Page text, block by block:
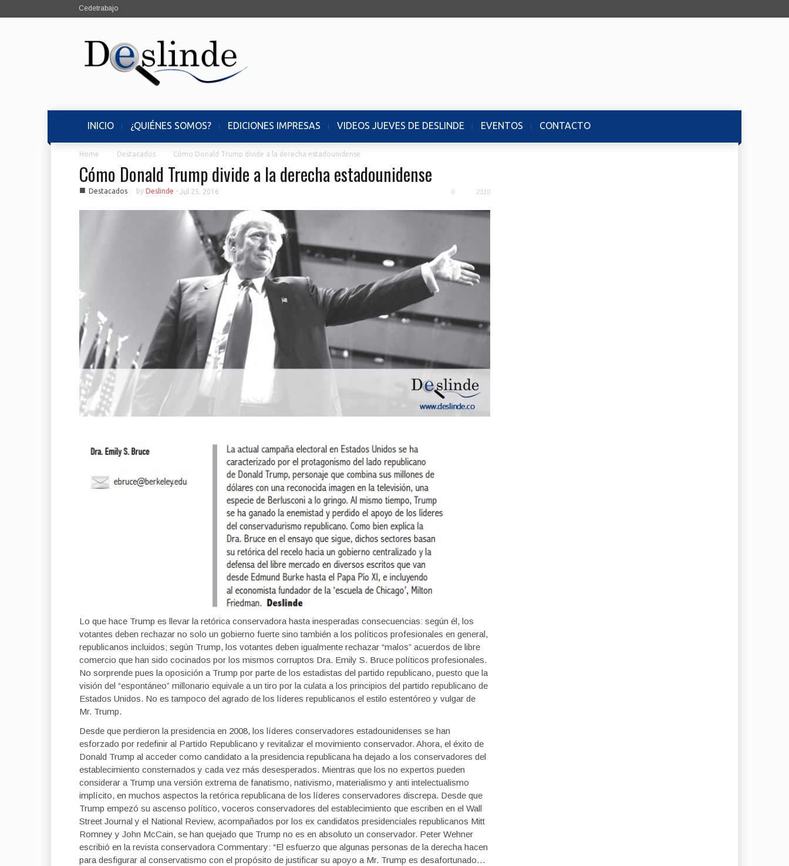
Cedetrabajo
INICIO ¿QUIÉNES SOMOS? EDICIONES IMPRESAS VIDEOS JUEVES DE DESLINDE EVENTOS CONTACTO
Home Destacados Cómo Donald Trump divide a la derecha estadounidense
Cómo Donald Trump divide a la derecha estadounidense
■ Destacados by Deslinde - Jul 25, 2016 0 2310
Lo que hace Trump es llevar la retórica conservadora hasta inesperadas consecuencias: según él, los
votantes deben rechazar no solo un gobierno fuerte sino también a los políticos profesionales en general,
republicanos incluidos; según Trump, los votantes deben igualmente rechazar “malos” acuerdos de libre
comercio que han sido cocinados por los mismos corruptos Dra. Emily S. Bruce políticos profesionales.
No sorprende pues la oposición a Trump por parte de los estadistas del partido republicano, puesto que la
visión del “espontáneo” millonario equivale a un tiro por la culata a los principios del partido republicano de
Estados Unidos. No es tampoco del agrado de los líderes republicanos el estilo estentóreo y vulgar de
Mr. Trump.
Desde que perdieron la presidencia en 2008, los líderes conservadores estadounidenses se han
esforzado por redefinir al Partido Republicano y revitalizar el movimiento conservador. Ahora, el éxito de
Donald Trump al acceder como candidato a la presidencia republicana ha dejado a los conservadores del
establecimiento consternados y cada vez más desesperados. Mientras que los no expertos pueden
considerar a Trump una versión extrema de fanatismo, nativismo, materialismo y anti intelectualismo
implícito, en muchos aspectos la retórica republicana de los líderes conservadores discrepa. Desde que
Trump empezó su ascenso político, voceros conservadores del establecimiento que escriben en el Wall
Street Journal y el National Review, acompañados por los ex candidatos presidenciales republicanos Mitt
Romney y John McCain, se han quejado que Trump no es en absoluto un conservador. Peter Wehner
escribió en la revista conservadora Commentary: “El esfuerzo que algunas personas de la derecha hacen
para desfigurar al conservatismo con el propósito de justificar su apoyo a Mr. Trump es desafortunado…